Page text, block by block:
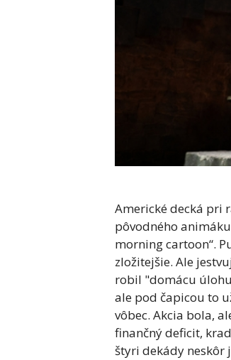
Americké decká pri
pôvodného animáku
morning cartoon“.
zložitejšie. Ale
robil "domácu
ale pod čapicou to
vôbec. Akcia bola,
finančný deficit,
štyri dekády neskôr